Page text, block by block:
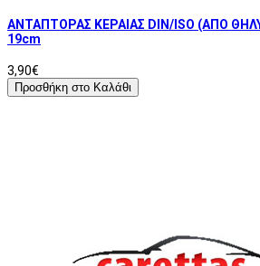
ΑΝΤΑΠΤΟΡΑΣ ΚΕΡΑΙΑΣ DIN/ISO (ΑΠΟ
19cm
3,90€
Προσθήκη στο Καλάθι